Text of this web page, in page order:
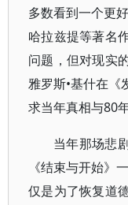
多数看到一个更
哈拉兹提等著名
问题，但对现实
雅罗斯•基什在《
求当年真相与80
当年那场悲
《结束与开始》
仅是为了恢复道